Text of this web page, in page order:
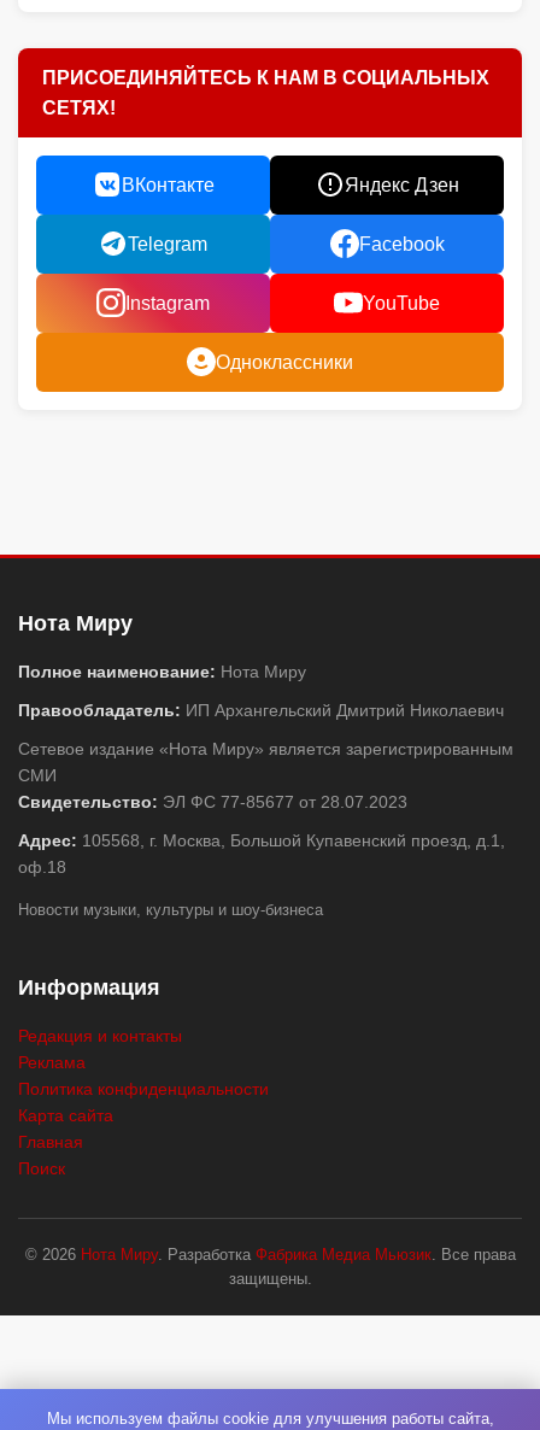
ПРИСОЕДИНЯЙТЕСЬ К НАМ В СОЦИАЛЬНЫХ
СЕТЯХ!
ВКонтакте Яндекс Дзен
Telegram Facebook
Instagram YouTube
Одноклассники
Нота Миру
Полное наименование: Нота Миру
Правообладатель: ИП Архангельский Дмитрий Николаевич
Сетевое издание «Нота Миру» является зарегистрированным
СМИ
Свидетельство: ЭЛ ФС 77-85677 от 28.07.2023
Адрес: 105568, г. Москва, Большой Купавенский проезд, д.1,
оф.18
Новости музыки, культуры и шоу-бизнеса
Информация
Редакция и контакты
Реклама
Политика конфиденциальности
Карта сайта
Главная
Поиск
© 2026 Нота Миру. Разработка Фабрика Медиа Мьюзик. Все права
защищены.
Мы используем файлы cookie для улучшения работы сайта,